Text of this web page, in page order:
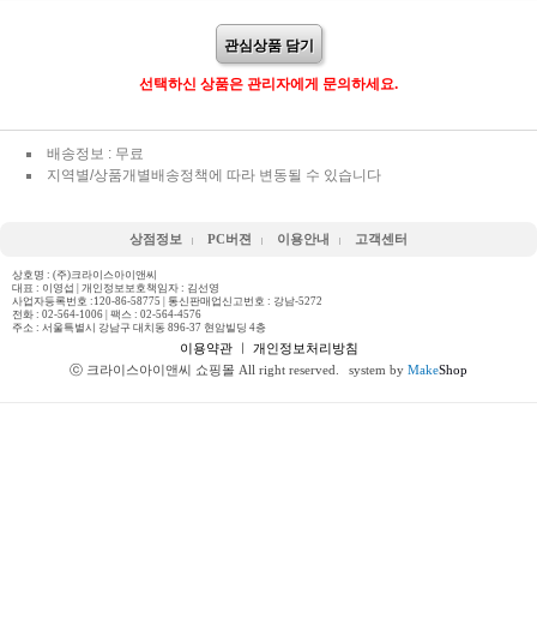
관심상품 담기
선택하신 상품은 관리자에게 문의하세요.
배송정보 : 무료
지역별/상품개별배송정책에 따라 변동될 수 있습니다
상점정보 PC버젼 이용안내 고객센터
상호명 : (주)크라이스아이앤씨
대표 : 이영섭 | 개인정보보호책임자 : 김선영
사업자등록번호 :120-86-58775 | 통신판매업신고번호 : 강남-5272
전화 : 02-564-1006 | 팩스 : 02-564-4576
주소 : 서울특별시 강남구 대치동 896-37 현암빌딩 4층
이용약관ㅣ 개인정보처리방침
ⓒ 크라이스아이앤씨 쇼핑몰 All right reserved.
system by MakeShop